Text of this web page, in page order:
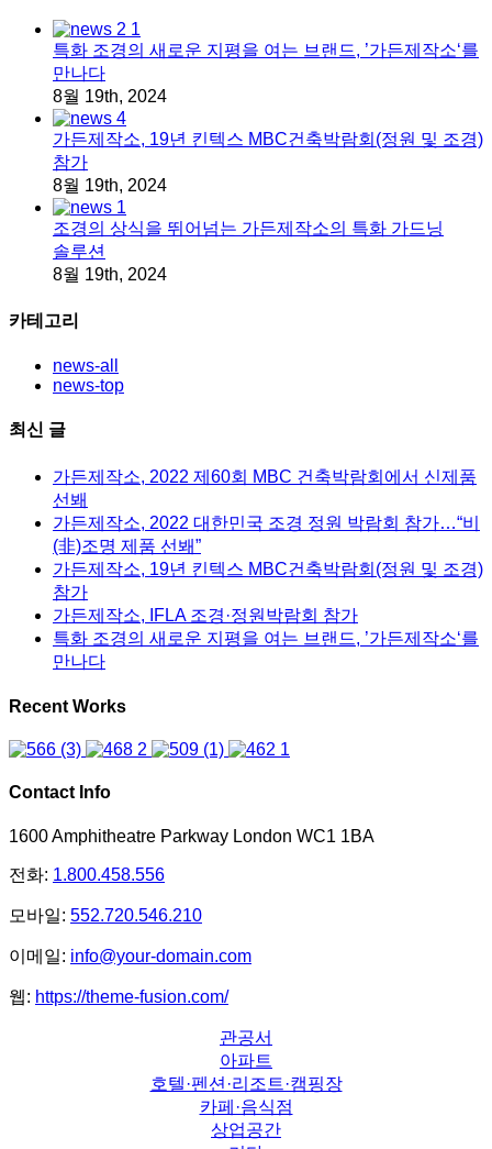
특화 조경의 새로운 지평을 여는 브랜드, ’가든제작소‘를
만나다
8월 19th, 2024
가든제작소, 19년 킨텍스 MBC건축박람회(정원 및 조경)
참가
8월 19th, 2024
조경의 상식을 뛰어넘는 가든제작소의 특화 가드닝
솔루션
8월 19th, 2024
카테고리
news-all
news-top
최신 글
가든제작소, 2022 제60회 MBC 건축박람회에서 신제품
선봬
가든제작소, 2022 대한민국 조경 정원 박람회 참가…“비
(非)조명 제품 선봬”
가든제작소, 19년 킨텍스 MBC건축박람회(정원 및 조경)
참가
가든제작소, IFLA 조경·정원박람회 참가
특화 조경의 새로운 지평을 여는 브랜드, ’가든제작소‘를
만나다
Recent Works
Contact Info
1600 Amphitheatre Parkway London WC1 1BA
전화: 1.800.458.556
모바일: 552.720.546.210
이메일: info@your-domain.com
웹: https://theme-fusion.com/
관공서
아파트
호텔·펜션·리조트·캠핑장
카페·음식점
상업공간